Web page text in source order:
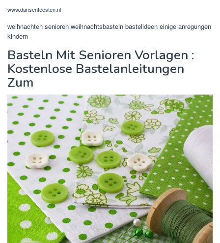
www.dansenfeesten.nl
weihnachten senioren weihnachtsbasteln bastelideen einige anregungen
kindern
Basteln Mit Senioren Vorlagen :
Kostenlose Bastelanleitungen
Zum